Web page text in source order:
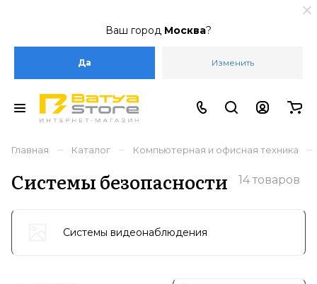
Ваш город Москва?
Да Изменить
Главная – Каталог – Компьютерная и офисная техника –
Системы безопасности 14 товаров
Системы видеонаблюдения